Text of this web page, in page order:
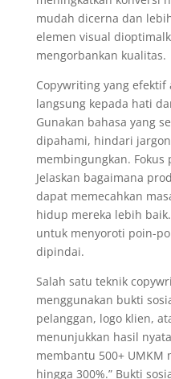
mudah dicerna dan
elemen visual
mengorbankan kualitas.
Copywriting yang
langsung kepada hati
Gunakan bahasa yang
dipahami, hindari
membingungkan.
Jelaskan bagaimana
dapat memecahkan
hidup mereka lebih
untuk menyoroti poin-
dipindai.
Salah satu teknik
menggunakan bukti
pelanggan, logo klien,
menunjukkan hasil
membantu 500+ UMKM
hingga 300%.” Bukti